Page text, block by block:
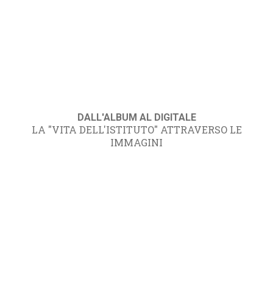
DALL'ALBUM AL DIGITALE
LA "VITA DELL'ISTITUTO" ATTRAVERSO LE
IMMAGINI